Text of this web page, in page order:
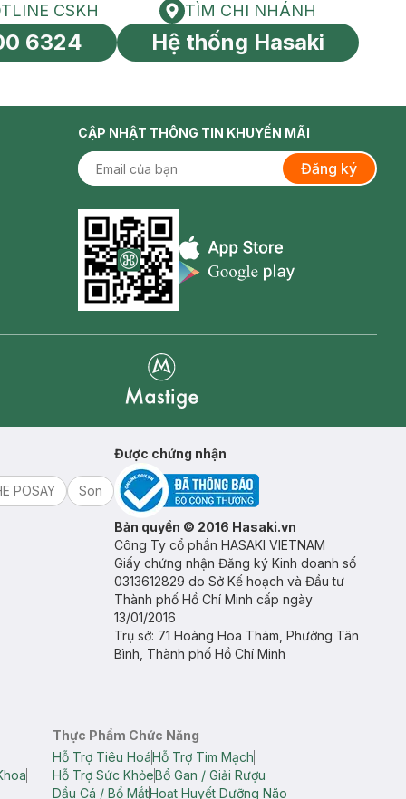
toàn cầu
HOTLINE CSKH
CSKH
6324
Tìm chi nhánh
TÌM CHI NHÁNH
Hệ thống Hasaki
CẬP NHẬT THÔNG TIN KHUYẾN MÃI
Đăng ký
Appstore icon
POSAY
Son
Được chứng nhận
Bản quyền © 2016 Hasaki.vn
Công Ty cổ phần HASAKI VIETNAM
Giấy chứng nhận Đăng ký Kinh doanh số
0313612829 do Sở Kế hoạch và Đầu tư
Thành phố Hồ Chí Minh cấp ngày
13/01/2016
Trụ sở: 71 Hoàng Hoa Thám, Phường Tân
Bình, Thành phố Hồ Chí Minh
Thực Phẩm Chức Năng
Hỗ Trợ Tiêu HoáHỗ Trợ Tim Mạch
Hỗ Trợ Sức KhỏeBổ Gan / Giải Rượu
Dầu Cá / Bổ MắtHoạt Huyết Dưỡng Não